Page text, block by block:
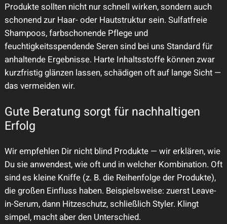
Produkte sollten nicht nur schnell wirken, sondern auch
schonend zur Haar- oder Hautstruktur sein. Sulfatfreie
Shampoos, farbschonende Pflege und
feuchtigkeitsspendende Seren sind bei uns Standard für
anhaltende Ergebnisse. Harte Inhaltsstoffe können zwar
kurzfristig glänzen lassen, schädigen oft auf lange Sicht —
das vermeiden wir.
Gute Beratung sorgt für nachhaltigen
Erfolg
Wir empfehlen Dir nicht blind Produkte — wir erklären, wie
Du sie anwendest, wie oft und in welcher Kombination. Oft
sind es kleine Kniffe (z. B. die Reihenfolge der Produkte),
die großen Einfluss haben. Beispielsweise: zuerst Leave-
in-Serum, dann Hitzeschutz, schließlich Styler. Klingt
simpel, macht aber den Unterschied.